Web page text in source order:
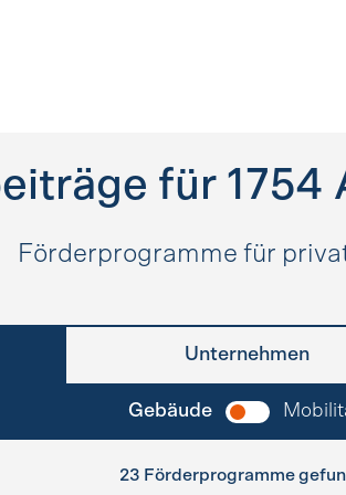
für 1754
Förderprogramme für
Unternehmen
Gebäude
23 Förderprogramme